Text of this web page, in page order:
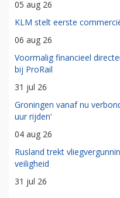
05 aug 26
KLM stelt eerste
06 aug 26
Voormalig financieel
bij ProRail
31 jul 26
Groningen vanaf nu
uur rijden'
04 aug 26
Rusland trekt
veiligheid
31 jul 26